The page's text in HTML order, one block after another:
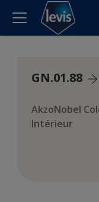
GN.01.88
AkzoNobel
Intérieur